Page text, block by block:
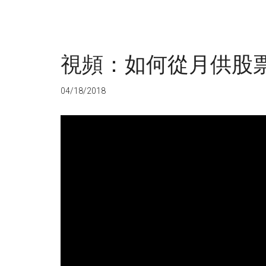
視頻：如何從月供股
04/18/2018